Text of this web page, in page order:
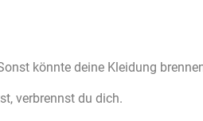
könnte deine Kleidung
verbrennst du dich.